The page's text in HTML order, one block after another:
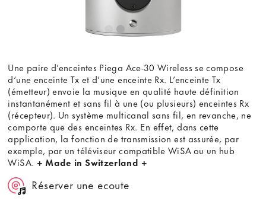
Une paire d’enceintes Piega Ace-30 Wireless se compose
d‘une enceinte Tx et d’une enceinte Rx. L’enceinte Tx
(émetteur) envoie la musique en qualité haute définition
instantanément et sans fil à une (ou plusieurs) enceintes Rx
(récepteur). Un système multicanal sans fil, en revanche, ne
comporte que des enceintes Rx. En effet, dans cette
application, la fonction de transmission est assurée, par
exemple, par un téléviseur compatible WiSA ou un hub
WiSA. + Made in Switzerland +
Réserver une ecoute